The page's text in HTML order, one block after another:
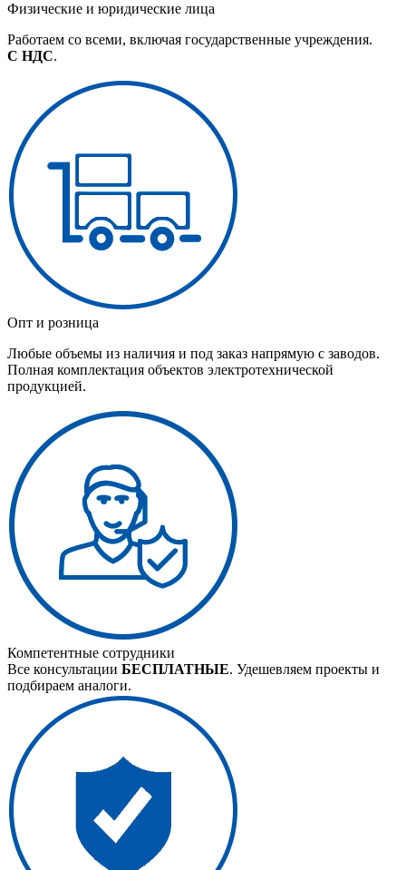
Физические и юридические лица
Работаем со всеми, включая государственные учреждения.
С НДС.
Опт и розница
Любые объемы из наличия и под заказ напрямую с заводов.
Полная комплектация объектов электротехнической
продукцией.
Компетентные сотрудники
Все консультации БЕСПЛАТНЫЕ. Удешевляем проекты и
подбираем аналоги.